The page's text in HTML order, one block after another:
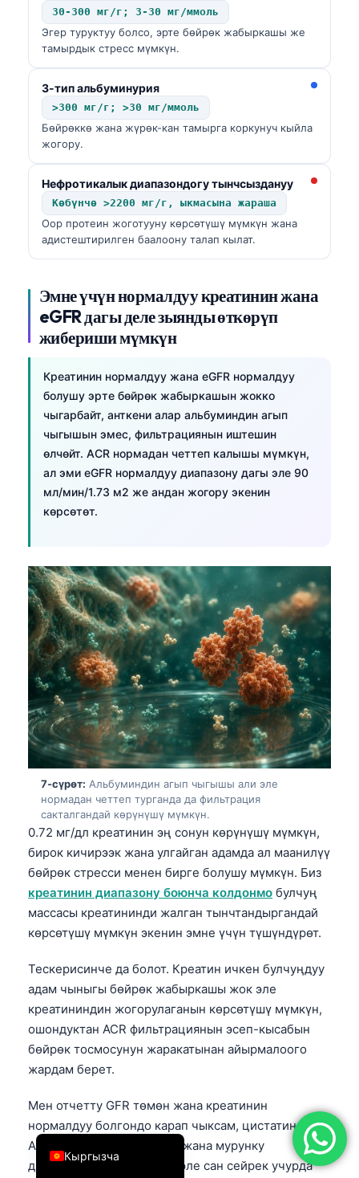
30-300 мг/г; 3-30 мг/ммоль
Эгер туруктуу болсо, эрте бөйрөк жабыркашы же
тамырдык стресс мүмкүн.
3-тип альбуминурия
>300 мг/г; >30 мг/ммоль
Бөйрөккө жана жүрөк-кан тамырга коркунуч кыйла
жогору.
Нефротикалык диапазондогу тынчсыздануу
Көбүнчө >2200 мг/г, ыкмасына жараша
Оор протеин жоготууну көрсөтүшү мүмкүн жана
адистештирилген баалоону талап кылат.
Эмне үчүн нормалдуу креатинин жана
eGFR дагы деле зыянды өткөрүп
жибериши мүмкүн
Креатинин нормалдуу жана eGFR нормалдуу
болушу эрте бөйрөк жабыркашын жокко
чыгарбайт, анткени алар альбуминдин агып
чыгышын эмес, фильтрациянын иштешин
өлчөйт. ACR нормадан четтеп калышы мүмкүн,
ал эми eGFR нормалдуу диапазону дагы эле 90
мл/мин/1.73 м2 же андан жогору экенин
көрсөтөт.
7-сүрөт: Альбуминдин агып чыгышы али эле
нормадан четтеп турганда да фильтрация
сакталгандай көрүнүшү мүмкүн.
0.72 мг/дл креатинин эң сонун көрүнүшү мүмкүн,
бирок кичирээк жана улгайган адамда ал маанилүү
бөйрөк стресси менен бирге болушу мүмкүн. Биз
креатинин диапазону боюнча колдонмо булчуң
массасы креатининди жалган тынчтандыргандай
көрсөтүшү мүмкүн экенин эмне үчүн түшүндүрөт.
Тескерисинче да болот. Креатин ичкен булчуңдуу
адам чыныгы бөйрөк жабыркашы жок эле
креатининдин жогорулаганын көрсөтүшү мүмкүн,
ошондуктан ACR фильтрациянын эсеп-кысабын
бөйрөк тосмосунун жаракатынан айырмалоого
жардам берет.
Мен отчетту GFR төмөн жана креатинин
нормалдуу болгондо карап чыксам, цистатин С,
ACR, BUN, электролиттер жана мурунку
динамиканы издейм. Бир эле сан сейрек учурда
Кыргызча
English
Deutsch
العربية
Français
עִבְרִית
Italiano
Español
Português
Ελληνικά
Türkçe
简体中文
فارسی
Български
Dansk
Nederlands
हिन्दी
Bahasa Indonesia
Հայերեն
Íslenska
Српски језик
Svenska
Azərbaycan dili
Eesti
日本語
Čeština
ქართული
Polski
한국어
Shqip
বাংলা
मराठी
తెలుగు
தமிழ்
ગુજરાતી
ಕನ್ನಡ
മലയാളം